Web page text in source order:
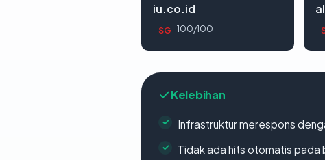
iu.co.id
SG 100/100
Kelebihan
Infrastruktur merespons
Tidak ada hits otomatis pada